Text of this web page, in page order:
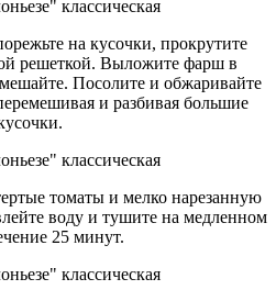
на кусочки, прокрутите
решеткой. Выложите фарш в
Посолите и обжаривайте
и разбивая большие
томаты и мелко нарезанную
воду и тушите на медленном
25 минут.